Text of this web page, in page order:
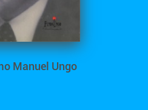
Manuel Ungo